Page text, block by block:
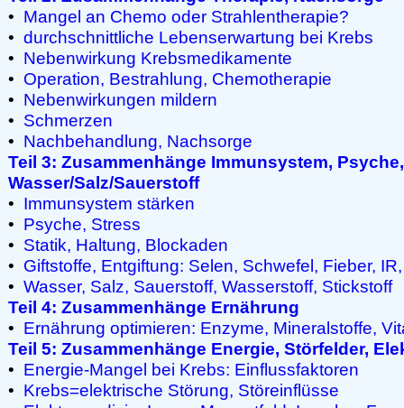
• Mangel an Chemo oder Strahlentherapie?
• durchschnittliche Lebenserwartung bei Krebs
• Nebenwirkung Krebsmedikamente
• Operation, Bestrahlung, Chemotherapie
• Nebenwirkungen mildern
• Schmerzen
• Nachbehandlung, Nachsorge
Teil 3: Zusammenhänge Immunsystem,
Wasser/Salz/Sauerstoff
• Immunsystem stärken
• Psyche, Stress
• Statik, Haltung, Blockaden
• Giftstoffe, Entgiftung: Selen, Schwefel, Fieber,
• Wasser, Salz, Sauerstoff, Wasserstoff, Stickstoff
Teil 4: Zusammenhänge Ernährung
• Ernährung optimieren: Enzyme, Mineralstoffe,
Teil 5: Zusammenhänge Energie, Störfelder,
• Energie-Mangel bei Krebs: Einflussfaktoren
• Krebs=elektrische Störung, Störeinflüsse